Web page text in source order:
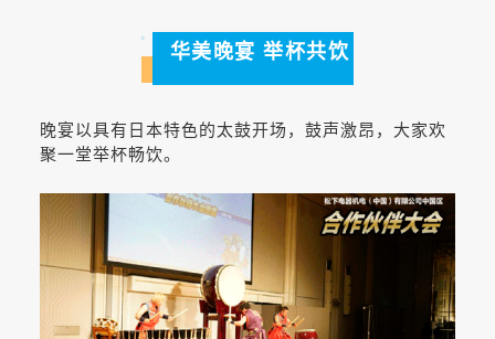
华美晚宴 举杯共饮
晚宴以具有日本特色的太鼓开场，鼓声激昂，大家欢
聚一堂举杯畅饮。